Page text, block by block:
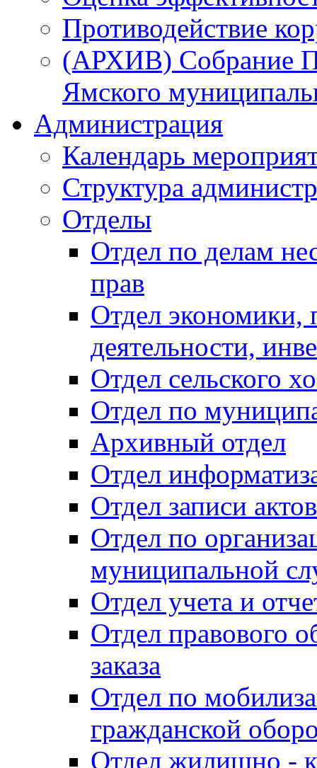
Противодействие
(АРХИВ) Собрание
Ямского
Администрация
Календарь
Структура
Отделы
Отдел по делам
прав
Отдел экономики,
деятельности,
Отдел сельского
Отдел по
Архивный отдел
Отдел
Отдел записи
Отдел по
муниципальной
Отдел учета и
Отдел правового
заказа
Отдел по
гражданской
Отдел жилищно -